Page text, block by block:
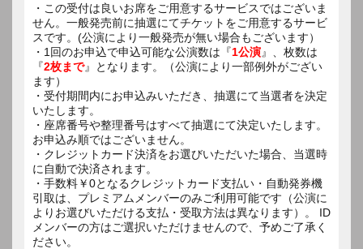
・この受付は良いお席をご用意するサービスではございま
せん。一般発売前に抽選にてチケットをご用意するサービ
スです。(公演により一般発売が無い場合もございます）
・1回のお申込で申込可能な公演数は『1公演』、枚数は
『2枚まで』となります。（公演により一部例外がござい
ます）
・受付期間内にお申込みいただき、抽選にて当選者を決定
いたします。
・座席番号や整理番号はすべて抽選にて決定いたします。
お申込み順ではございません。
・クレジットカード決済をお選びいただいた場合、当選時
に自動で決済されます。
・手数料￥0となるクレジットカード支払い・自動発券機
引取は、プレミアムメンバーのみご利用可能です（公演に
よりお選びいただける支払・受取方法は異なります）。 ID
メンバーの方はご選択いただけませんので、予めご了承く
ださい。